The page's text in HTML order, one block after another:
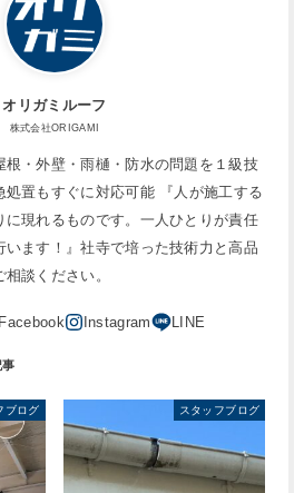
オリガミルーフ
株式会社ORIGAMI
根・外壁・雨樋・防水の問題を１級技
処置もすぐに対応可能 『人が施工する
に現れるものです。一人ひとりが責任
います！』社寺で培った技術力と高品
談ください。
ブログ スタッフブログ